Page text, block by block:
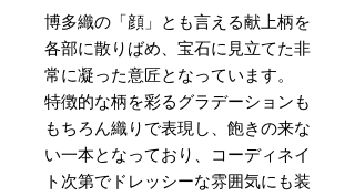
博多織の「顔」とも言える献上柄を
各部に散りばめ、宝石に見立てた非
常に凝った意匠となっています。
特徴的な柄を彩るグラデーションも
もちろん織りで表現し、飽きの来な
い一本となっており、コーディネイ
ト次第でドレッシーな雰囲気にも装